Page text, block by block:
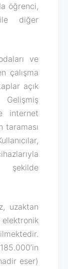
öğrenci,
diğer
ve
çalışma
açık
internet
taraması
uzaktan
eser)